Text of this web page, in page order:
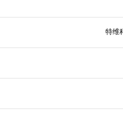
特维